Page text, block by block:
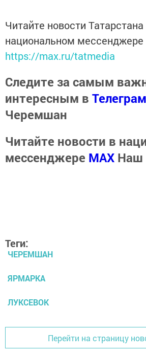
Читайте новости Татарстана
национальном
https://max.ru/tatmedia
Следите за самым
интересным в
Черемшан
Читайте новости в
мессенджере MАХ Наш
Теги:
ЧЕРЕМШАН
ЯРМАРКА
ЛУКСЕВОК
Перейти на страницу